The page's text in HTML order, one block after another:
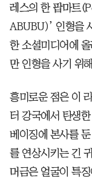
레스의 한 팝마트
ABUBU)’ 인형을
한 소셜미디어에
만 인형을 사기 위
흥미로운 점은 이
터 강국에서 탄생
베이징에 본사를
를 연상시키는 긴
머금은 얼굴이 특